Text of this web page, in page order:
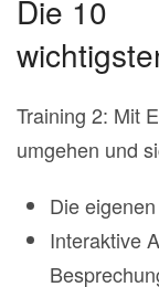
Die 10
Training 2: Mit
umgehen und
Die
Interaktive